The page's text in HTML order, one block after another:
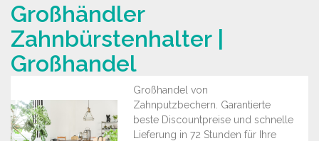
Großhändler
Zahnbürstenhalter |
Großhandel
Großhandel von
Zahnputzbechern. Garantierte
beste Discountpreise und schnelle
Lieferung in 72 Stunden für Ihre